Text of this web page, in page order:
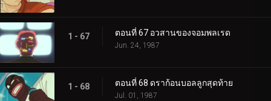
1 - 67 ตอนที่ 67 อวสานของจอมพลเรด
Jun. 24, 1987
1 - 68 ตอนที่ 68 ดราก้อนบอลลูกสุดท้าย
Jul. 01, 1987